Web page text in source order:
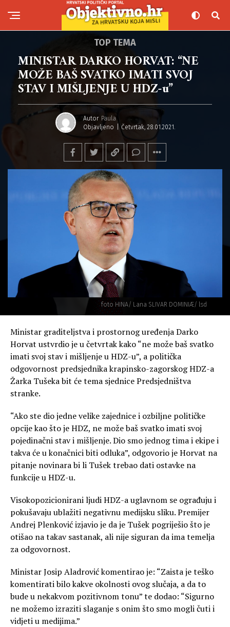
foto HINA/ Lana SLIVAR DOMINIÆ/ lsd
TOP TEMA
MINISTAR DARKO HORVAT: “NE
MOŽE BAŠ SVATKO IMATI SVOJ
STAV I MIŠLJENJE U HDZ-u”
Autor Paula
Objavljeno
Četvrtak, 28.01.2021.
Ministar graditeljstva i prostornog uređenja Darko
Horvat ustvrdio je u četvrtak kako “ne može baš svatko
imati svoj stav i mišljenje u HDZ-u”, a politička
odgovornost predsjednika krapinsko-zagorskog HDZ-a
Žarka Tušeka bit će tema sjednice Predsjedništva
stranke.
“Ako ste dio jedne velike zajednice i ozbiljne političke
opcije kao što je HDZ, ne može baš svatko imati svoj
pojedinačni stav i mišljenje. Dio smo jednog tima i ekipe i
takva će u konačnici biti odluka”, odgovorio je Horvat na
pitanje novinara bi li Tušek trebao dati ostavke na
funkcije u HDZ-u.
Visokopozicionirani ljudi HDZ-a uglavnom se ograđuju i
pokušavaju ublažiti negativnu medijsku sliku. Premijer
Andrej Plenković izjavio je da je Tušek pogriješio što je
otišao na takav sastanak, ali nije siguran da ima temelja
za odgovornost.
Ministar Josip Aladrović komentirao je: “Zaista je teško
komentirati bilo kakve okolnosti ovog slučaja, a da to
bude u nekakvom pozitivnom tonu” te dodao: “Sigurno
ne možemo izraziti slaganje s onim što smo mogli čuti i
vidjeti u medijima.”